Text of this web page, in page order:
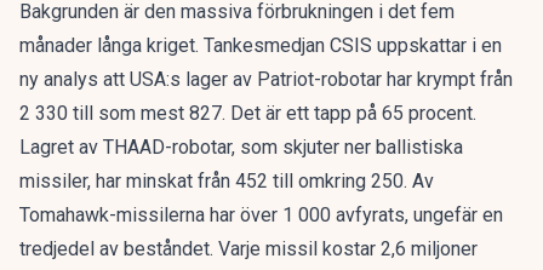
Bakgrunden är den massiva förbrukningen i det fem
månader långa kriget. Tankesmedjan CSIS uppskattar i en
ny analys att USA:s lager av Patriot-robotar har krympt från
2 330 till som mest 827. Det är ett tapp på 65 procent.
Lagret av THAAD-robotar, som skjuter ner ballistiska
missiler, har minskat från 452 till omkring 250. Av
Tomahawk-missilerna har över 1 000 avfyrats, ungefär en
tredjedel av beståndet. Varje missil kostar 2,6 miljoner